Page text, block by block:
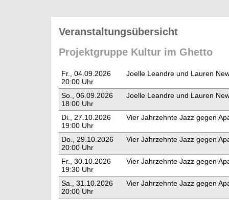
Veranstaltungsübersicht
Projektgruppe Kultur im Ghetto
Fr., 04.09.2026
20:00 Uhr
Joelle Leandre und Lauren
So., 06.09.2026
18:00 Uhr
Joelle Leandre und Lauren
Di., 27.10.2026
19:00 Uhr
Vier Jahrzehnte Jazz gegen
Do., 29.10.2026
20:00 Uhr
Vier Jahrzehnte Jazz gegen
Fr., 30.10.2026
19:30 Uhr
Vier Jahrzehnte Jazz gegen
Sa., 31.10.2026
20:00 Uhr
Vier Jahrzehnte Jazz gegen